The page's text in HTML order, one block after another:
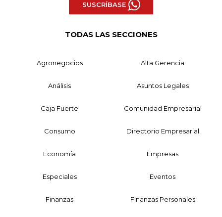
SUSCRÍBASE
TODAS LAS SECCIONES
Agronegocios Alta Gerencia
Análisis Asuntos Legales
Caja Fuerte Comunidad Empresarial
Consumo Directorio Empresarial
Economía Empresas
Especiales Eventos
Finanzas Finanzas Personales